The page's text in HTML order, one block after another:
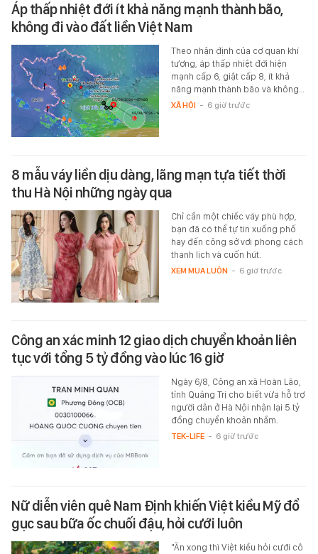
Áp thấp nhiệt đới ít khả năng mạnh thành bão,
không đi vào đất liền Việt Nam
Theo nhận định của cơ quan khí
tượng, áp thấp nhiệt đới hiện
mạnh cấp 6, giật cấp 8, ít khả
năng mạnh thành bão và không…
XÃ HỘI - 6 giờ trước
8 mẫu váy liền dịu dàng, lãng mạn tựa tiết thời
thu Hà Nội những ngày qua
Chỉ cần một chiếc váy phù hợp,
bạn đã có thể tự tin xuống phố
hay đến công sở với phong cách
thanh lịch và cuốn hút.
XEM MUA LUÔN - 6 giờ trước
Công an xác minh 12 giao dịch chuyển khoản liên
tục với tổng 5 tỷ đồng vào lúc 16 giờ
Ngày 6/8, Công an xã Hoàn Lão,
tỉnh Quảng Trị cho biết vừa hỗ trợ
người dân ở Hà Nội nhận lại 5 tỷ
đồng chuyển khoản nhầm.
TEK-LIFE - 6 giờ trước
Nữ diễn viên quê Nam Định khiến Việt kiều Mỹ đổ
gục sau bữa ốc chuối đậu, hỏi cưới luôn
"Ăn xong thì Việt kiều hỏi cưới cô